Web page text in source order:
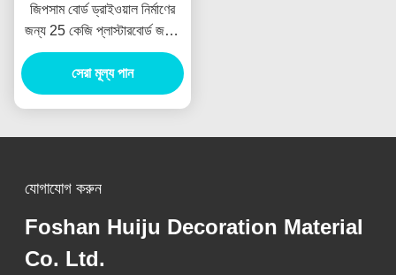
জিপসাম বোর্ড ড্রাইওয়াল নির্মাণের
জন্য 25 কেজি প্লাস্টারবোর্ড জয়েন্ট
কম্পাউন্ড
সেরা মূল্য পান
যোগাযোগ করুন
Foshan Huiju Decoration Material
Co. Ltd.